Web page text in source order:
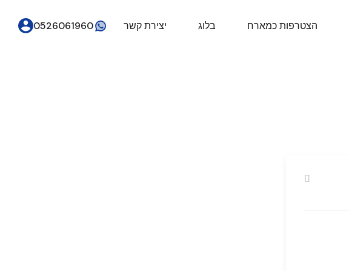
הצטרפות כמארח בלוג יצירת קשר 0526061960